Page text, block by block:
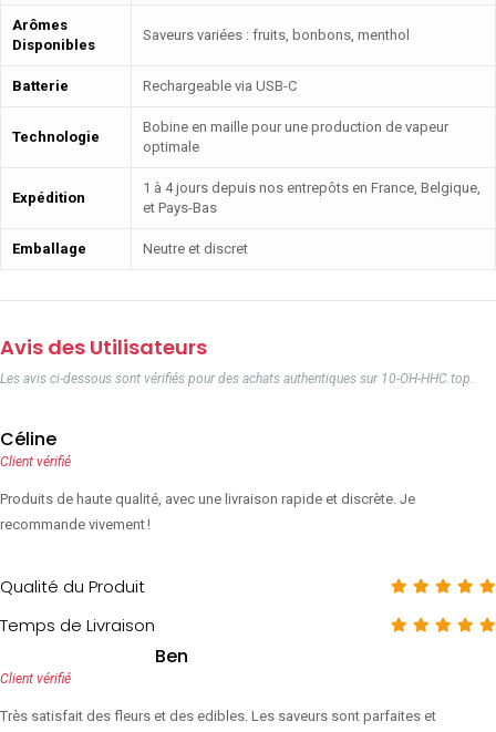
Arômes
Disponibles
Saveurs variées : fruits, bonbons, menthol
Batterie Rechargeable via USB-C
Technologie
Bobine en maille pour une production de vapeur
optimale
Expédition
1 à 4 jours depuis nos entrepôts en France, Belgique,
et Pays-Bas
Emballage Neutre et discret
Avis des Utilisateurs
Les avis ci-dessous sont vérifiés pour des achats authentiques sur 10-OH-HHC.top.
Céline
Client vérifié
Produits de haute qualité, avec une livraison rapide et discrète. Je
recommande vivement !
Qualité du Produit
Temps de Livraison
Ben
Client vérifié
Très satisfait des fleurs et des edibles. Les saveurs sont parfaites et